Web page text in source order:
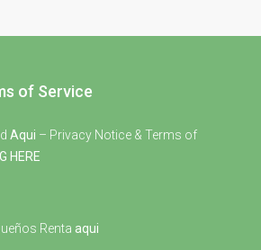
of Service
Aqui – Privacy Notice & Terms of
HERE
Renta aqui